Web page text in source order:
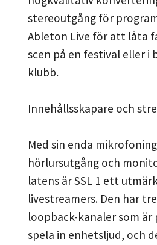
stereoutgång för
Ableton Live för att låta
scen på en festival eller i
klubb.
Innehållsskapare och
Med sin enda
hörlursutgång och
latens är SSL 1 ett
livestreamers. Den har
loopback-kanaler som
spela in enhetsljud, och